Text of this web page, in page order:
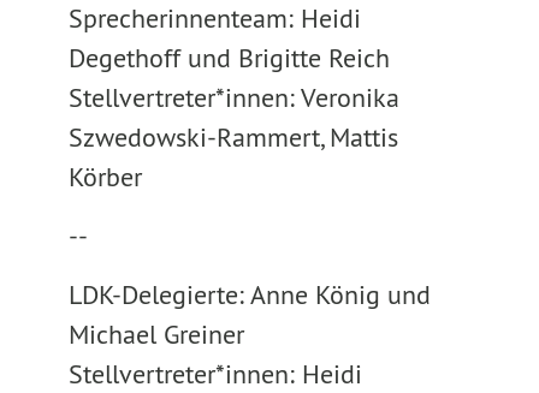
Sprecherinnenteam: Heidi
Degethoff und Brigitte Reich
Stellvertreter*innen: Veronika
Szwedowski-Rammert, Mattis
Körber
--
LDK-Delegierte: Anne König und
Michael Greiner
Stellvertreter*innen: Heidi